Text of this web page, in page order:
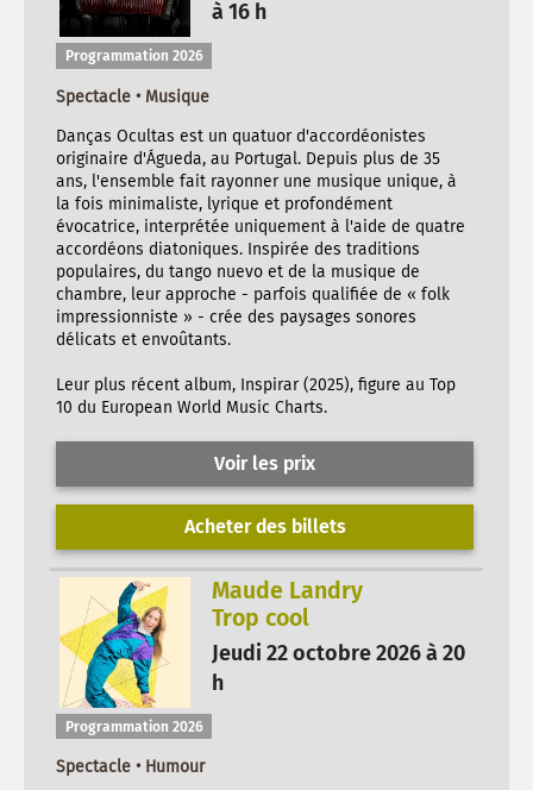
à 16 h
Programmation 2026
Spectacle • Musique
Danças Ocultas est un quatuor d'accordéonistes
originaire d'Águeda, au Portugal. Depuis plus de 35
ans, l'ensemble fait rayonner une musique unique, à
la fois minimaliste, lyrique et profondément
évocatrice, interprétée uniquement à l'aide de quatre
accordéons diatoniques. Inspirée des traditions
populaires, du tango nuevo et de la musique de
chambre, leur approche - parfois qualifiée de « folk
impressionniste » - crée des paysages sonores
délicats et envoûtants.
Leur plus récent album, Inspirar (2025), figure au Top
10 du European World Music Charts.
Voir les prix
Acheter des billets
Maude Landry
Trop cool
Jeudi 22 octobre 2026 à 20
h
Programmation 2026
Spectacle • Humour